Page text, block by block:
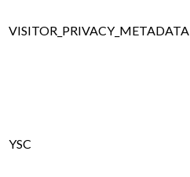
VISITOR_PRIVACY_METADATA
YSC